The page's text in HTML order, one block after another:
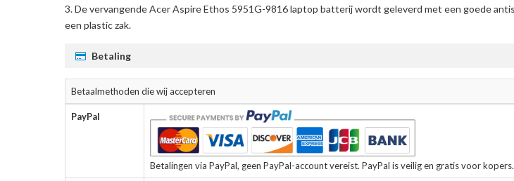
Devervangende Acer Aspire Ethos 5951G-9816 laptop batterijwordt geleverd met een goede
een plastic zak.
Betaling
Betaalmethoden die wij accepteren
PayPal
Betalingen via PayPal, geen PayPal-account vereist. PayPal is veilig en gratis voor kopers.